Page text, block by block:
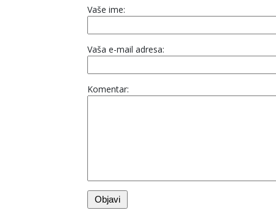
Vaše ime:
Vaša e-mail adresa:
Komentar: